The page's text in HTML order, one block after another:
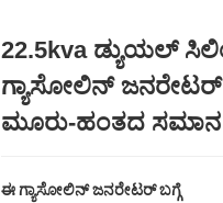
Loading...
Loading...
22.5kva ಡ್ಯುಯಲ್
ಗ್ಯಾಸೋಲಿನ್
ಮೂರು-ಹಂತದ ಸಮಾನ
ಈ ಗ್ಯಾಸೋಲಿನ್ ಜನರೇಟರ್ ಬಗ್ಗೆ